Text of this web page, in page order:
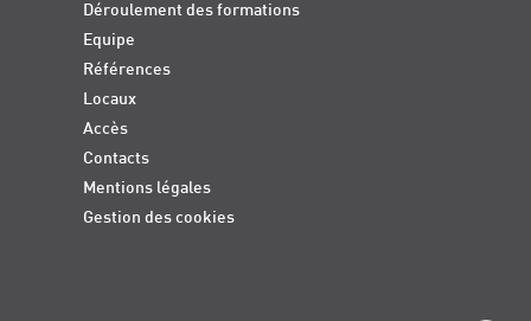
Déroulement des formations
Equipe
Références
Locaux
Accès
Contacts
Mentions légales
Gestion des cookies